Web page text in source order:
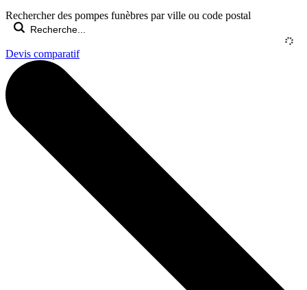
Rechercher des pompes funèbres par ville ou code postal
Devis comparatif